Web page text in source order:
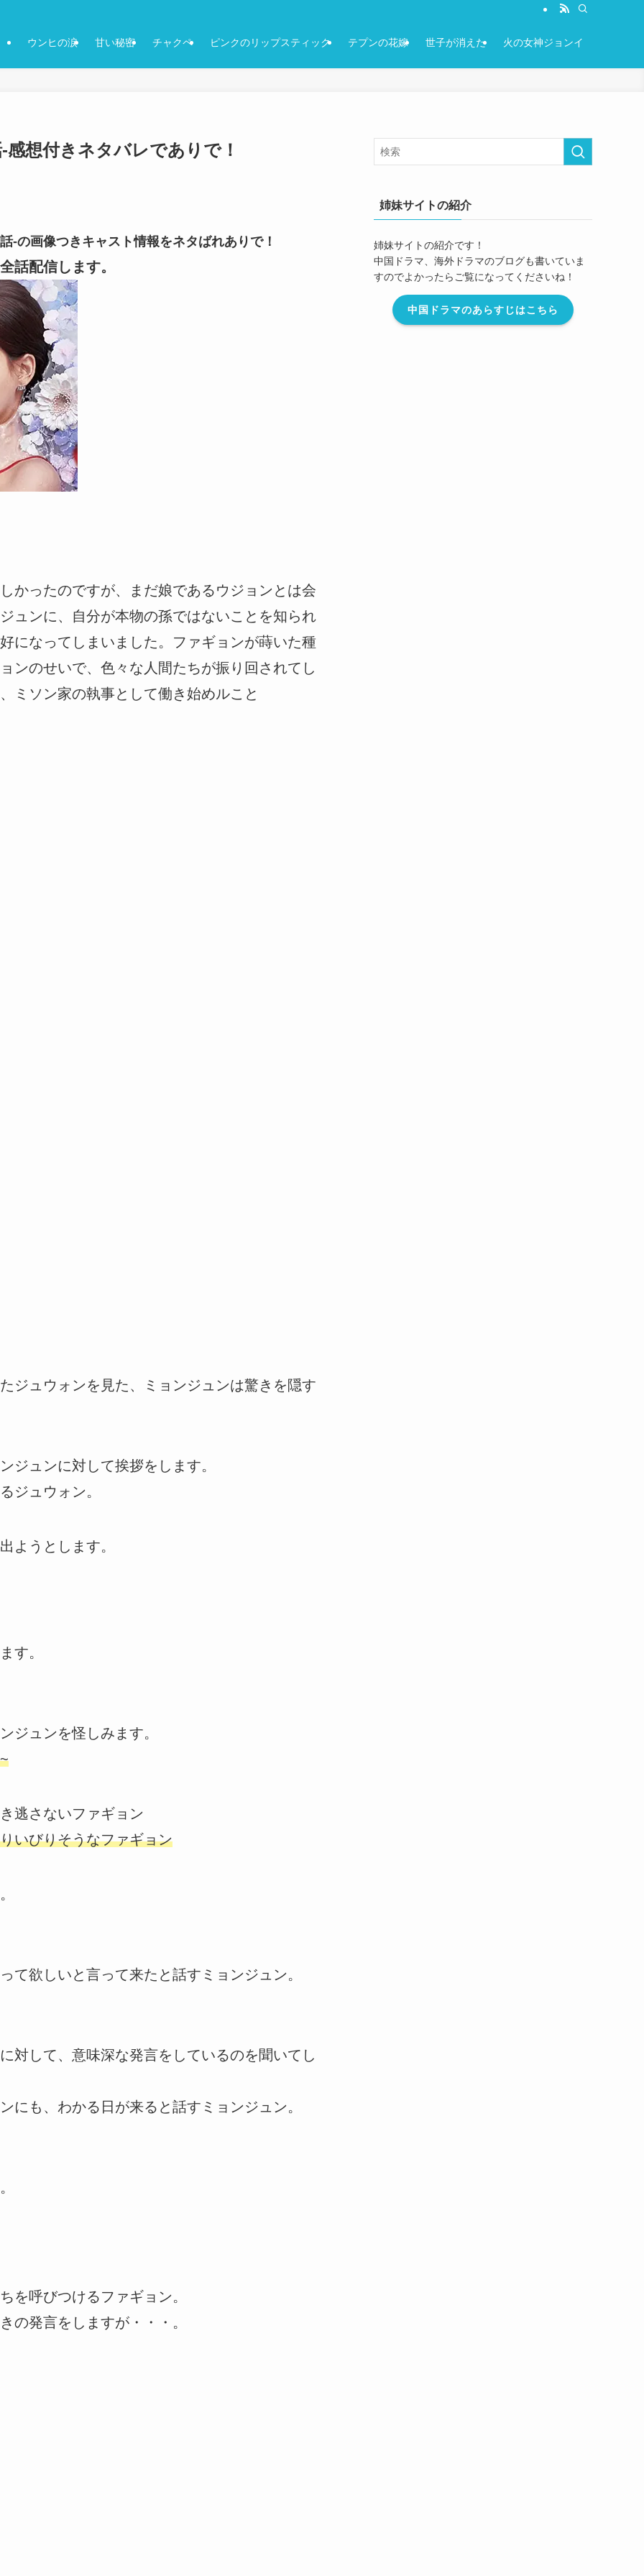
ウンヒの涙 甘い秘密 チャクペ ピンクのリップスティック テプンの花嫁 世子が消えた 火の女神ジョンイ
想付きネタバレでありで！
-の画像つきキャスト情報をネタばれありで！
話配信します。
かったのですが、まだ娘であるウジョンとは会
ュンに、自分が本物の孫ではないことを知られ
になってしまいました。ファギョンが蒔いた種
ンのせいで、色々な人間たちが振り回されてし
ミソン家の執事として働き始めルこと
ジュウォンを見た、ミョンジュンは驚きを隠す
ジュンに対して挨拶をします。
ジュウォン。
ようとします。
す。
ジュンを怪しみます。
逃さないファギョン
いびりそうなファギョン
て欲しいと言って来たと話すミョンジュン。
対して、意味深な発言をしているのを聞いてし
にも、わかる日が来ると話すミョンジュン。
を呼びつけるファギョン。
の発言をしますが・・・。
姉妹サイトの紹介
姉妹サイトの紹介です！
中国ドラマ、海外ドラマのブログも書いていま
すのでよかったらご覧になってくださいね！
中国ドラマのあらすじはこちら